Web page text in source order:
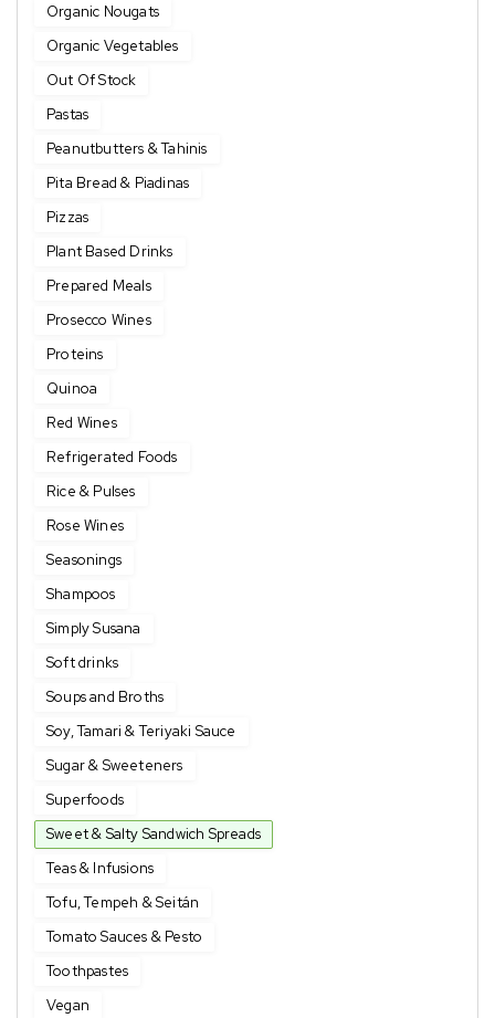
Organic Nougats
Organic Vegetables
Out Of Stock
Pastas
Peanutbutters & Tahinis
Pita Bread & Piadinas
Pizzas
Plant Based Drinks
Prepared Meals
Prosecco Wines
Proteins
Quinoa
Red Wines
Refrigerated Foods
Rice & Pulses
Rose Wines
Seasonings
Shampoos
Simply Susana
Soft drinks
Soups and Broths
Soy, Tamari & Teriyaki Sauce
Sugar & Sweeteners
Superfoods
Sweet & Salty Sandwich Spreads
Teas & Infusions
Tofu, Tempeh & Seitán
Tomato Sauces & Pesto
Toothpastes
Vegan